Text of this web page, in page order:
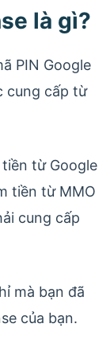
là gì?
PIN Google
cung cấp từ
từ Google
tiền từ MMO
cung cấp
mà bạn đã
của bạn.